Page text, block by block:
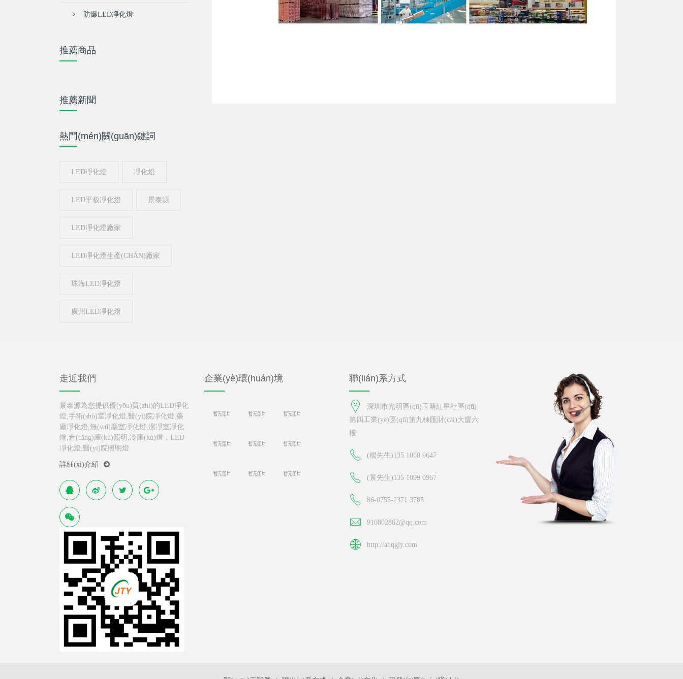
防爆LED凈化燈
推薦商品
推薦新聞
熱門(mén)關(guān)鍵詞
LED凈化燈 凈化燈
LED平板凈化燈 景泰源
LED凈化燈廠家
LED凈化燈生產(CHǍN)廠家
珠海LED凈化燈
廣州LED凈化燈
走近我們
景泰源為您提供優(yōu)質(zhì)的LED凈化
燈,手術(shù)室凈化燈,醫(yī)院凈化燈,藥
廠凈化燈,無(wú)塵室凈化燈,潔凈室凈化
燈,倉(cāng)庫(kù)照明,冷庫(kù)燈，LED
凈化燈,醫(yī)院照明燈
詳細(xì)介紹
企業(yè)環(huán)境 聯(lián)系方式
深圳市光明區(qū)玉塘紅星社區(qū)
第四工業(yè)區(qū)第九棟匯財(cái)大廈六
樓
(楊先生)135 1060 9647
(景先生)135 1099 0967
86-0755-2371 3785
910802862@qq.com
http://ahqgjy.com